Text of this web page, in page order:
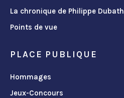
La chronique de Philippe Dubath
Points de vue
PLACE PUBLIQUE
Hommages
Jeux-Concours